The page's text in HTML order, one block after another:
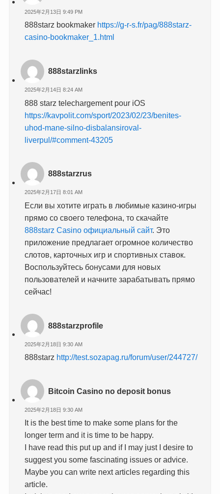
2025年2月13日 9:49 PM
888starz bookmaker https://g-r-s.fr/pag/888starz-
casino-bookmaker_1.html
888starzlinks
2025年2月14日 8:24 AM
888 starz telechargement pour iOS
https://kavpolit.com/sport/2023/02/23/benites-
uhod-mane-silno-disbalansiroval-
liverpul/#comment-43205
888starzrus
2025年2月17日 8:01 AM
Если вы хотите играть в любимые казино-игры
прямо со своего телефона, то скачайте
888starz Casino официальный сайт. Это
приложение предлагает огромное количество
слотов, карточных игр и спортивных ставок.
Воспользуйтесь бонусами для новых
пользователей и начните зарабатывать прямо
сейчас!
888starzprofile
2025年2月18日 9:30 AM
888starz http://test.sozapag.ru/forum/user/244727/
Bitcoin Casino no deposit bonus
2025年2月18日 9:30 AM
It is the best time to make some plans for the
longer term and it is time to be happy.
I have read this put up and if I may just I desire to
suggest you some fascinating issues or advice.
Maybe you can write next articles regarding this
article.